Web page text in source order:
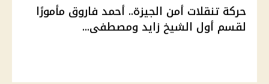
حركة تنقلات أمن الجيزة.. أحمد فاروق مأمورًا
لقسم أول الشيخ زايد ومصطفى...